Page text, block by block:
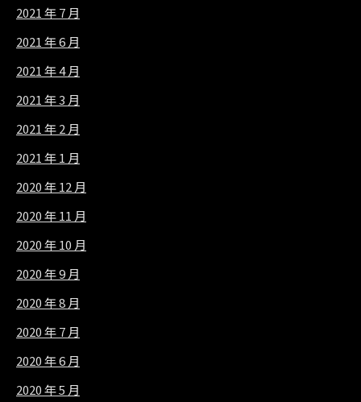
2021 年 7 月
2021 年 6 月
2021 年 4 月
2021 年 3 月
2021 年 2 月
2021 年 1 月
2020 年 12 月
2020 年 11 月
2020 年 10 月
2020 年 9 月
2020 年 8 月
2020 年 7 月
2020 年 6 月
2020 年 5 月